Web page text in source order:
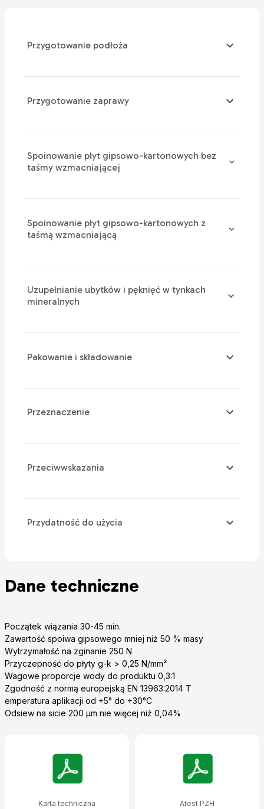
Przygotowanie podłoża
Przygotowanie zaprawy
Spoinowanie płyt gipsowo-kartonowych bez
taśmy wzmacniającej
Spoinowanie płyt gipsowo-kartonowych z
taśmą wzmacniającą
Uzupełnianie ubytków i pęknięć w tynkach
mineralnych
Pakowanie i składowanie
Przeznaczenie
Przeciwwskazania
Przydatność do użycia
Dane techniczne
Początek wiązania 30-45 min.
Zawartość spoiwa gipsowego mniej niż 50 % masy
Wytrzymałość na zginanie 250 N
Przyczepność do płyty g-k > 0,25 N/mm²
Wagowe proporcje wody do produktu 0,3:1
Zgodność z normą europejską EN 13963:2014 T
emperatura aplikacji od +5° do +30°C
Odsiew na sicie 200 μm nie więcej niż 0,04%
Karta techniczna Atest PZH